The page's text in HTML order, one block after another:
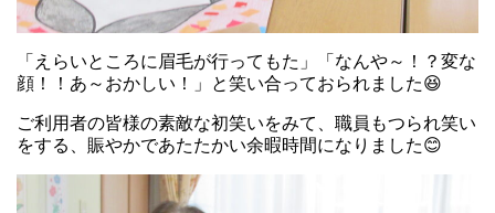
「えらいところに眉毛が行ってもた」「なんや～！？変な
顔！！あ～おかしい！」と笑い合っておられました😆
ご利用者の皆様の素敵な初笑いをみて、職員もつられ笑い
をする、賑やかであたたかい余暇時間になりました😊